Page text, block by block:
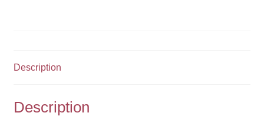
Description
Description